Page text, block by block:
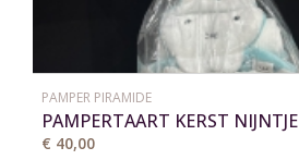
PAMPER PIRAMIDE
PAMPERTAART KERST NIJNTJE
€ 40,00